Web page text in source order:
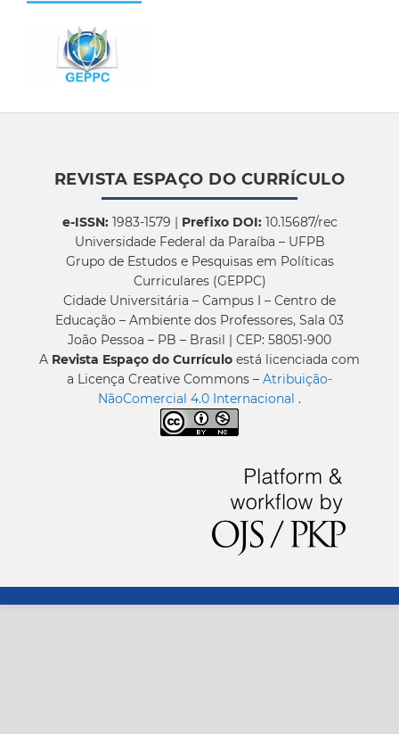
REVISTA ESPAÇO DO CURRÍCULO
e-ISSN:1983-1579 | Prefixo DOI:10.15687/rec
Universidade Federal da Paraíba – UFPB
Grupo de Estudos e Pesquisas em Políticas
Curriculares (GEPPC)
Cidade Universitária – Campus I – Centro de
Educação – Ambiente dos Professores, Sala 03
João Pessoa – PB – Brasil | CEP: 58051-900
A Revista Espaço do Currículo está licenciada com
a Licença Creative Commons – Atribuição-
NãoComercial 4.0 Internacional .